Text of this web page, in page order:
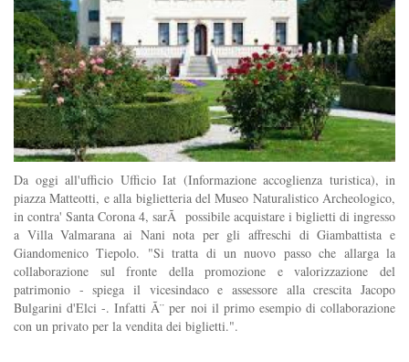
Da oggi all'ufficio Ufficio Iat (Informazione accoglienza turistica), in
piazza Matteotti, e alla biglietteria del Museo Naturalistico Archeologico,
in contra' Santa Corona 4, sarÃ possibile acquistare i biglietti di ingresso
a Villa Valmarana ai Nani nota per gli affreschi di Giambattista e
Giandomenico Tiepolo. "Si tratta di un nuovo passo che allarga la
collaborazione sul fronte della promozione e valorizzazione del
patrimonio - spiega il vicesindaco e assessore alla crescita Jacopo
Bulgarini d'Elci -. Infatti Ã¨ per noi il primo esempio di collaborazione
con un privato per la vendita dei biglietti.".